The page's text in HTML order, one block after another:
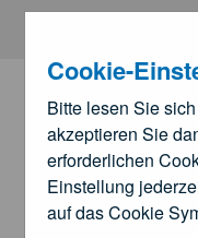
Cookie-
Bitte lesen Sie
akzeptieren Sie
erforderlichen
Einstellung
auf das Cookie
Zum Hauptinhalt